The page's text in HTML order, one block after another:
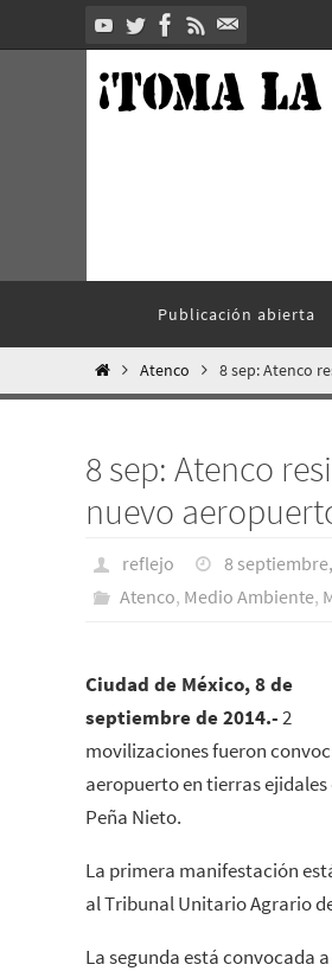
al
contenido
Publicación abierta
InicioAtenco 8 sep: Atenco
8 sep: Atenco
nuevo
reflejo
8
Atenco, Medio Ambiente,
Ciudad de México, 8 de
septiembre de 2014.-2
movilizaciones fueron
aeropuerto en tierras
Peña Nieto.
La primera manifestación
al Tribunal Unitario Agrario
La segunda está convocada